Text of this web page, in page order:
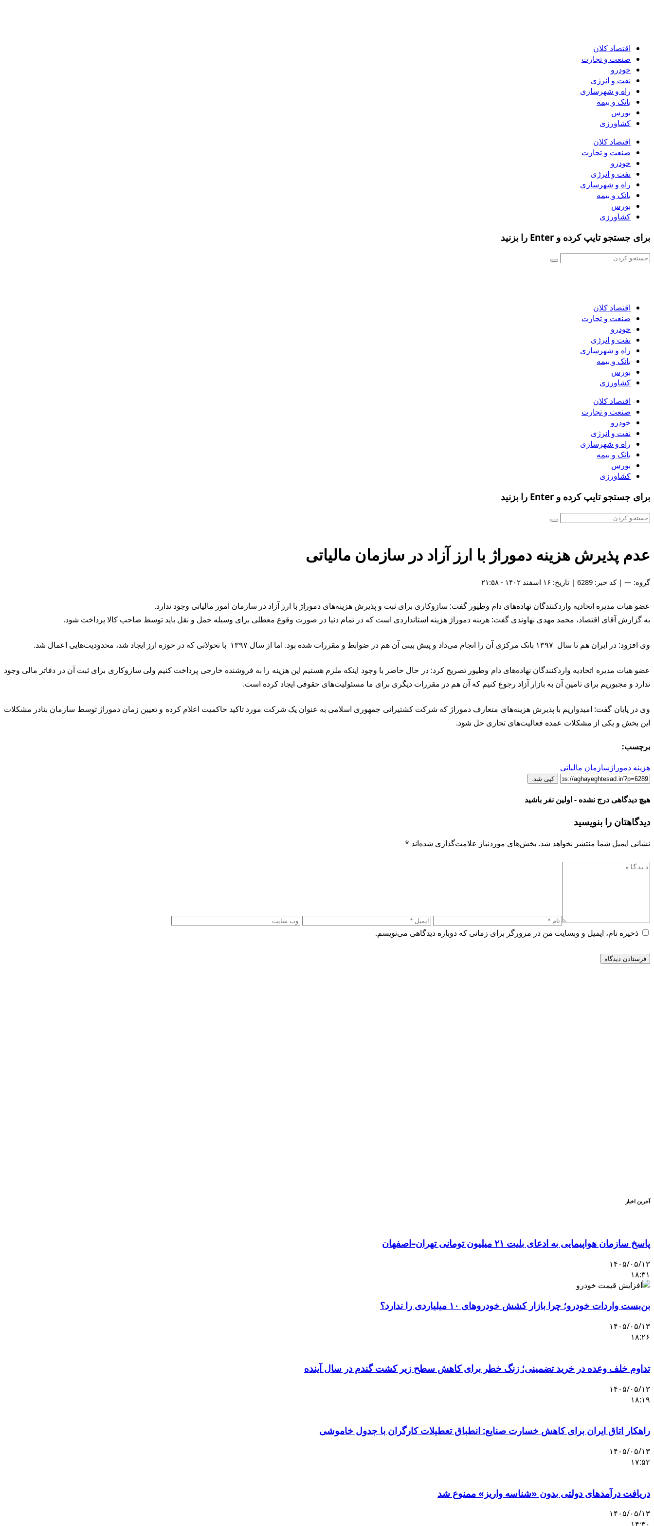
اقتصاد کلان
صنعت و تجارت
خودرو
نفت و انرژی
راه و شهرسازی
بانک و بیمه
بورس
کشاورزی
اقتصاد کلان
صنعت و تجارت
خودرو
نفت و انرژی
راه و شهرسازی
بانک و بیمه
بورس
کشاورزی
برای جستجو تایپ کرده و Enter را بزنید
اقتصاد کلان
صنعت و تجارت
خودرو
نفت و انرژی
راه و شهرسازی
بانک و بیمه
بورس
کشاورزی
اقتصاد کلان
صنعت و تجارت
خودرو
نفت و انرژی
راه و شهرسازی
بانک و بیمه
بورس
کشاورزی
برای جستجو تایپ کرده و Enter را بزنید
عدم پذیرش هزینه دموراژ با ارز آزاد در سازمان مالیاتی
گروه: — | کد خبر: 6289 | تاریخ: ۱۶ اسفند ۱۴۰۲ - ۲۱:۵۸
عضو هیات مدیره اتحادیه واردکنندگان نهاده‌های دام وطیور گفت: سازوکاری برای ثبت و پذیرش هزینه‌های دموراژ با ارز آزاد در سازمان امور مالیاتی وجود ندارد.
به گزارش آقای اقتصاد، محمد مهدی نهاوندی گفت: هزینه دموراژ هزینه استانداردی است که در تمام دنیا در صورت وقوع معطلی برای وسیله حمل و نقل باید توسط صاحب کالا پرداخت شود.
وی افزود: در ایران هم تا سال ۱۳۹۷ بانک مرکزی آن را انجام می‌داد و پیش بینی آن هم در ضوابط و مقررات شده بود. اما از سال ۱۳۹۷ با تحولاتی که در حوزه ارز ایجاد شد، محدودیت‌هایی اعمال شد.
عضو هیات مدیره اتحادیه واردکنندگان نهاده‌های دام وطیور تصریح کرد: در حال حاضر با وجود اینکه ملزم هستیم این هزینه را به فروشنده خارجی پرداخت کنیم ولی سازوکاری برای ثبت آن در دفاتر مالی وجود
ندارد و مجبوریم برای تامین آن به بازار آزاد رجوع کنیم که آن هم در مقررات دیگری برای ما مسئولیت‌های حقوقی ایجاد کرده است.
وی در پایان گفت: امیدواریم با پذیرش هزینه‌های متعارف دموراژ که شرکت کشتیرانی جمهوری اسلامی به عنوان یک شرکت مورد تاکید حاکمیت اعلام کرده و تعیین زمان دموراژ توسط سازمان بنادر مشکلات
این بخش و یکی از مشکلات عمده فعالیت‌های تجاری حل شود.
برچسب:
هزینه دموراژسازمان مالیاتی
کپی شد.
هیچ دیدگاهی درج نشده - اولین نفر باشید
دیدگاهتان را بنویسید
نشانی ایمیل شما منتشر نخواهد شد. بخش‌های موردنیاز علامت‌گذاری شده‌اند *
ذخیره نام، ایمیل و وبسایت من در مرورگر برای زمانی که دوباره دیدگاهی می‌نویسم.
آخرین اخبار
پاسخ سازمان هواپیمایی به ادعای بلیت ۲۱ میلیون تومانی تهران–اصفهان
۱۴۰۵/۰۵/۱۳
۱۸:۳۱
بن‌بست واردات خودرو؛ چرا بازار کشش خودروهای ۱۰ میلیاردی را ندارد؟
۱۴۰۵/۰۵/۱۳
۱۸:۲۶
تداوم خلف وعده در خرید تضمینی؛ زنگ خطر برای کاهش سطح زیر کشت گندم در سال آینده
۱۴۰۵/۰۵/۱۳
۱۸:۱۹
راهکار اتاق ایران برای کاهش خسارت صنایع: انطباق تعطیلات کارگران با جدول خاموشی
۱۴۰۵/۰۵/۱۳
۱۷:۵۲
دریافت درآمدهای دولتی بدون «شناسه واریز» ممنوع شد
۱۴۰۵/۰۵/۱۳